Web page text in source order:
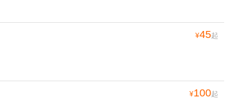
¥45起
¥100起